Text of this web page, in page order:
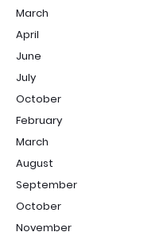
March
April
June
July
October
February
March
August
September
October
November